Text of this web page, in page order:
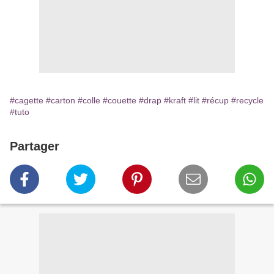
#cagette #carton #colle #couette #drap #kraft #lit #récup #recycle
#tuto
Partager